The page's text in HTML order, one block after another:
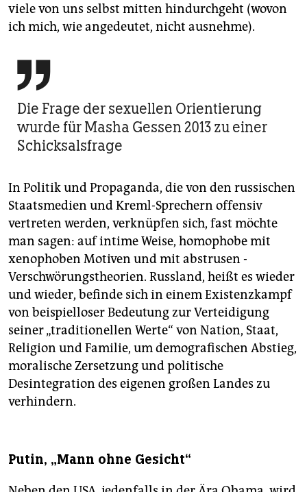
viele von uns selbst mitten hindurchgeht (wovon
ich mich, wie angedeutet, nicht ausnehme).

Die Frage der sexuellen Orientierung
wurde für Masha Gessen 2013 zu einer
Schicksalsfrage
In Politik und Propaganda, die von den russischen
Staatsmedien und Kreml-Sprechern offensiv
vertreten werden, verknüpfen sich, fast möchte
man sagen: auf intime Weise, homophobe mit
xenophoben Motiven und mit ab­stru­sen ­
Verschwörungstheorien. Russland, heißt es wieder
und wieder, befinde sich in einem Existenzkampf
von beispielloser Bedeutung zur Verteidigung
seiner „traditionellen Werte“ von Nation, Staat,
Religion und Familie, um demografischen Abstieg,
moralische Zersetzung und politische
Desintegration des eigenen großen Landes zu
verhindern.
Putin, „Mann ohne Gesicht“